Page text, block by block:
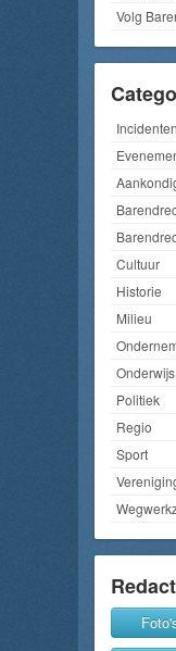
Volg
Incidenten
Cultuur
Historie
Milieu
Onderwijs
Politiek
Regio
Sport